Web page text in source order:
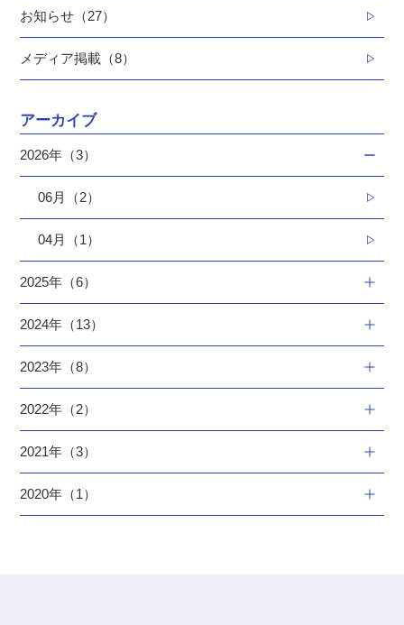
お知らせ（27）
メディア掲載（8）
アーカイブ
2026年（3）
06月（2）
04月（1）
2025年（6）
2024年（13）
2023年（8）
2022年（2）
2021年（3）
2020年（1）